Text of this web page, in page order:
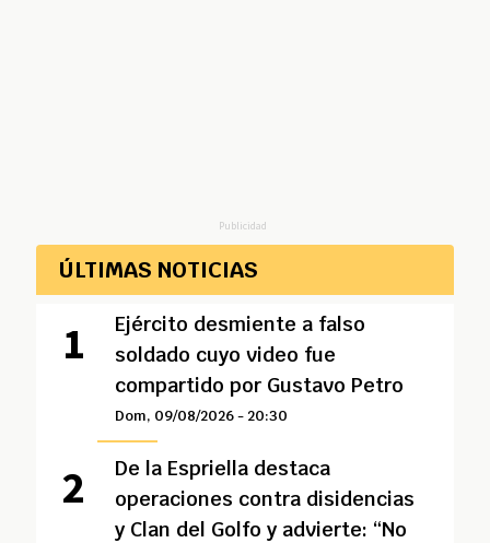
Publicidad
ÚLTIMAS NOTICIAS
Ejército desmiente a falso
soldado cuyo video fue
compartido por Gustavo Petro
Dom, 09/08/2026 - 20:30
De la Espriella destaca
operaciones contra disidencias
y Clan del Golfo y advierte: “No